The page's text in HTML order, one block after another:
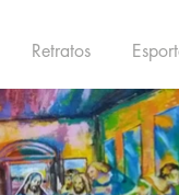
Retratos